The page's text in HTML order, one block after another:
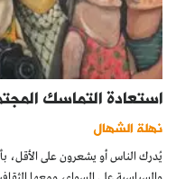
استعادة التماسك
نهلة الشهال
يُدرك الناس أو يشعرون على الأقل،